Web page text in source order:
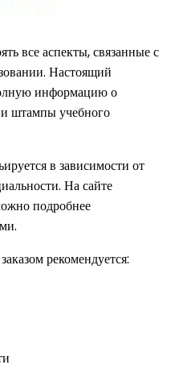
все аспекты, связанные с
Настоящий
информацию о
штампы учебного
в зависимости от
На сайте
подробнее
рекомендуется: